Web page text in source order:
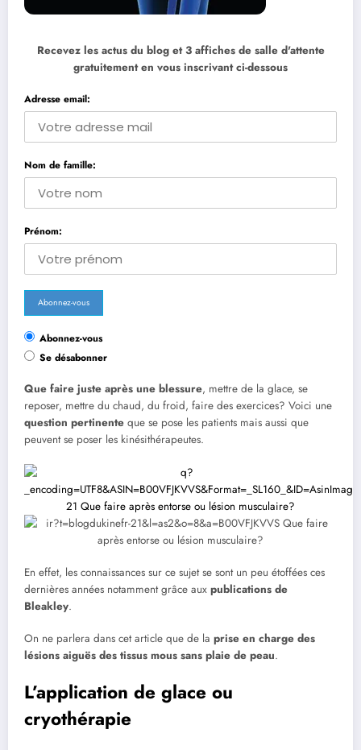
Recevez les actus du blog et 3 affiches de salle d'attente
gratuitement en vous inscrivant ci-dessous
Adresse email:
Nom de famille:
Prénom:
Abonnez-vous
Se désabonner
Que faire juste après une blessure, mettre de la glace, se
reposer, mettre du chaud, du froid, faire des exercices? Voici une
question pertinente que se pose les patients mais aussi que
peuvent se poser les kinésithérapeutes.
En effet, les connaissances sur ce sujet se sont un peu étoffées ces
dernières années notamment grâce aux publications de
Bleakley.
On ne parlera dans cet article que de la prise en charge des
lésions aiguës des tissus mous sans plaie de peau.
L’application de glace ou
cryothérapie